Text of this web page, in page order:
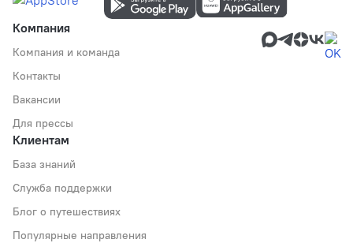
Компания
Компания и команда
Контакты
Вакансии
Для прессы
Клиентам
База знаний
Служба поддержки
Блог о путешествиях
Популярные направления